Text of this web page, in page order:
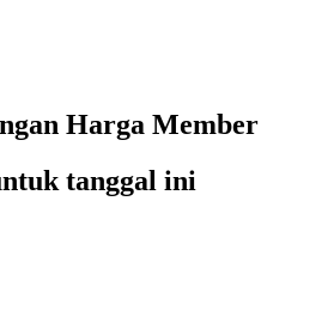
Harga Member
tanggal ini